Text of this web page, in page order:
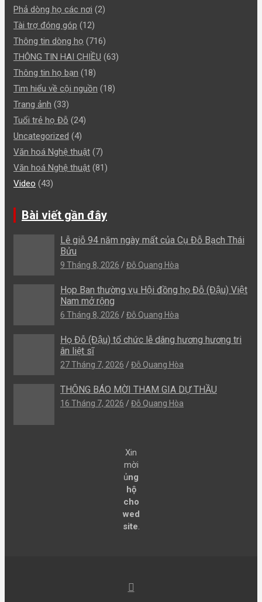
Phả dòng họ các nơi (2)
Tài trợ đóng góp (12)
Thông tin dòng họ (716)
THÔNG TIN HAI CHIỀU (63)
Thông tin họ bạn (18)
Tìm hiểu về cội nguồn (18)
Trang ảnh (33)
Tuổi trẻ họ Đỗ (24)
Uncategorized (4)
Văn hoá Nghệ thuật (7)
Văn hoá Nghệ thuật (81)
Video (43)
Bài viết gần đây
Lễ giỗ 94 năm ngày mất của Cụ Đỗ Bạch Thái
Bửu
9 Tháng 8, 2026 Đỗ Quang Hòa
Họp Ban thường vụ Hội đồng họ Đỗ (Đậu) Việt
Nam mở rộng
6 Tháng 8, 2026 Đỗ Quang Hòa
Họ Đỗ (Đậu) tổ chức lễ dâng hương hương tri
ân liệt sĩ
27 Tháng 7, 2026 Đỗ Quang Hòa
THÔNG BÁO MỜI THAM GIA DỰ THẦU
16 Tháng 7, 2026 Đỗ Quang Hòa
Xin
mời
ủng
hộ
cho
wed
site.